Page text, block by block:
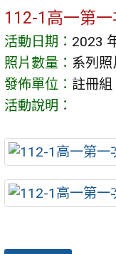
112-1高一第
活動日期： 2023
照片數量： 系列
發佈單位： 註冊組
活動說明：